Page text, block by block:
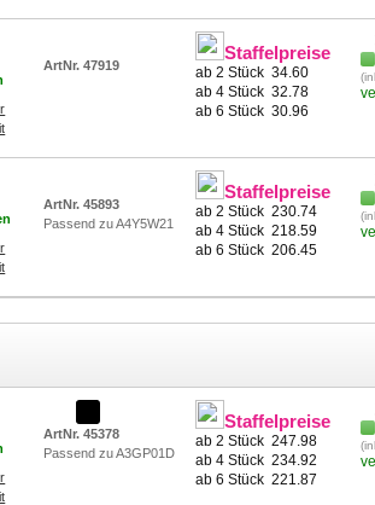
ArtNr. 47919
Staffelpreise
ab 2 Stück34.60
ab 4 Stück32.78
ab 6 Stück30.96
ArtNr. 45893
Passend zu A4Y5W21
Staffelpreise
ab 2 Stück230.74
ab 4 Stück218.59
ab 6 Stück206.45
ArtNr. 45378
Passend zu A3GP01D
Staffelpreise
ab 2 Stück247.98
ab 4 Stück234.92
ab 6 Stück221.87